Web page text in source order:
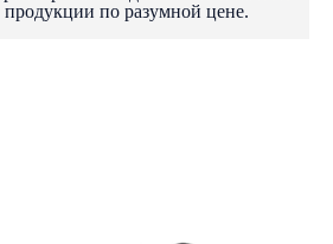
продукции по разумной цене.